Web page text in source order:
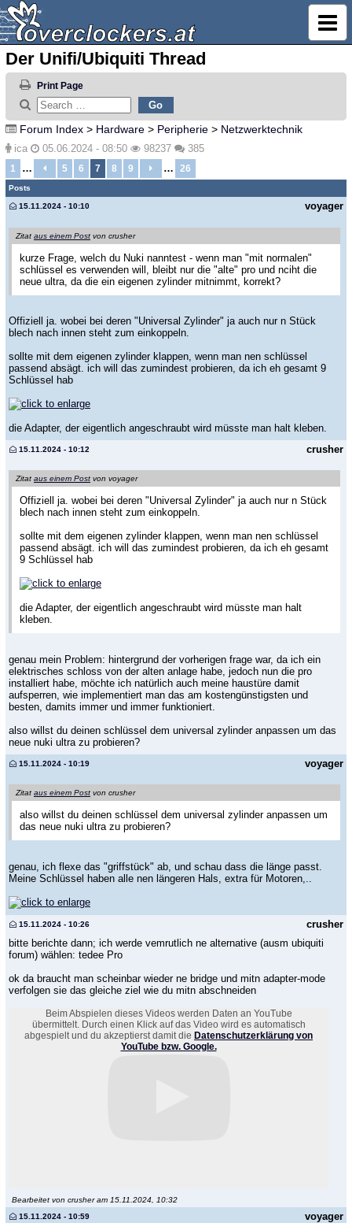
Der Unifi/Ubiquiti Thread
Print Page
Forum Index > Hardware > Peripherie > Netzwerktechnik
ica 05.06.2024 - 08:50 98237 385
1 … 5 6 7 8 9 … 26
Posts
voyager
15.11.2024 - 10:10
Zitat aus einem Post von crusher
kurze Frage, welch du Nuki nanntest - wenn man "mit normalen"
schlüssel es verwenden will, bleibt nur die "alte" pro und nciht die
neue ultra, da die ein eigenen zylinder mitnimmt, korrekt?
Offiziell ja. wobei bei deren "Universal Zylinder" ja auch nur n Stück
blech nach innen steht zum einkoppeln.
sollte mit dem eigenen zylinder klappen, wenn man nen schlüssel
passend absägt. ich will das zumindest probieren, da ich eh gesamt 9
Schlüssel hab
die Adapter, der eigentlich angeschraubt wird müsste man halt kleben.
crusher
15.11.2024 - 10:12
Zitat aus einem Post von voyager
Offiziell ja. wobei bei deren "Universal Zylinder" ja auch nur n Stück
blech nach innen steht zum einkoppeln.
sollte mit dem eigenen zylinder klappen, wenn man nen schlüssel
passend absägt. ich will das zumindest probieren, da ich eh gesamt
9 Schlüssel hab
die Adapter, der eigentlich angeschraubt wird müsste man halt
kleben.
genau mein Problem: hintergrund der vorherigen frage war, da ich ein
elektrisches schloss von der alten anlage habe, jedoch nun die pro
installiert habe, möchte ich natürlich auch meine haustüre damit
aufsperren, wie implementiert man das am kostengünstigsten und
besten, damits immer und immer funktioniert.
also willst du deinen schlüssel dem universal zylinder anpassen um das
neue nuki ultra zu probieren?
voyager
15.11.2024 - 10:19
Zitat aus einem Post von crusher
also willst du deinen schlüssel dem universal zylinder anpassen um
das neue nuki ultra zu probieren?
genau, ich flexe das "griffstück" ab, und schau dass die länge passt.
Meine Schlüssel haben alle nen längeren Hals, extra für Motoren,..
crusher
15.11.2024 - 10:26
bitte berichte dann; ich werde vemrutlich ne alternative (ausm ubiquiti
forum) wählen: tedee Pro
ok da braucht man scheinbar wieder ne bridge und mitn adapter-mode
verfolgen sie das gleiche ziel wie du mitn abschneiden
Beim Abspielen dieses Videos werden Daten an YouTube
übermittelt. Durch einen Klick auf das Video wird es automatisch
abgespielt und du akzeptierst damit die Datenschutzerklärung von
YouTube bzw. Google.
Bearbeitet von crusher am 15.11.2024, 10:32
voyager
15.11.2024 - 10:59